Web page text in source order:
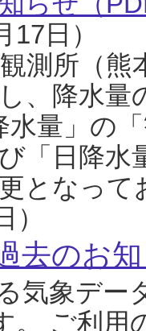
日）
測所（熊
、降水
水量」の
「日降
となっ
）
去のお
気象デー
。 ご利用